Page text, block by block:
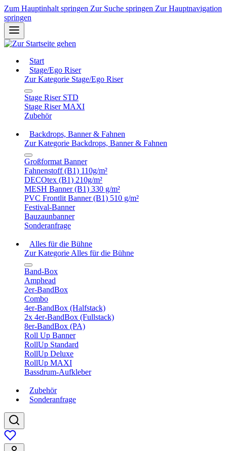
Zum Hauptinhalt springen Zur Suche springen Zur Hauptnavigation
springen
Start
Stage/Ego Riser
Zur Kategorie Stage/Ego Riser
Stage Riser STD
Stage Riser MAXI
Zubehör
Backdrops, Banner & Fahnen
Zur Kategorie Backdrops, Banner & Fahnen
Großformat Banner
Fahnenstoff (B1) 110g/m²
DECOtex (B1) 210g/m²
MESH Banner (B1) 330 g/m²
PVC Frontlit Banner (B1) 510 g/m²
Festival-Banner
Bauzaunbanner
Sonderanfrage
Alles für die Bühne
Zur Kategorie Alles für die Bühne
Band-Box
Amphead
2er-BandBox
Combo
4er-BandBox (Halfstack)
2x 4er-BandBox (Fullstack)
8er-BandBox (PA)
Roll Up Banner
RollUp Standard
RollUp Deluxe
RollUp MAXI
Bassdrum-Aufkleber
Zubehör
Sonderanfrage